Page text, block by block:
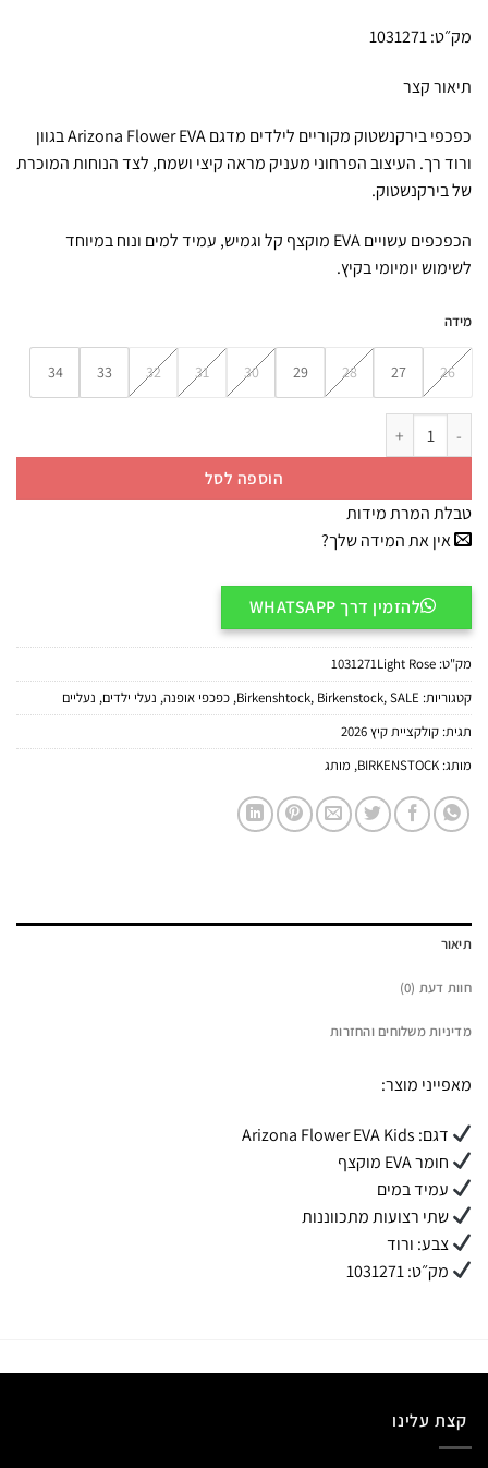
מק״ט: 1031271
תיאור קצר
כפכפי בירקנשטוק מקוריים לילדים מדגם Arizona Flower EVA בגוון
ורוד רך. העיצוב הפרחוני מעניק מראה קיצי ושמח, לצד הנוחות המוכרת
של בירקנשטוק.
הכפכפים עשויים EVA מוקצף קל וגמיש, עמיד למים ונוח במיוחד
לשימוש יומיומי בקיץ.
מידה
26
27
28
29
30
31
32
33
34
כמות של כפכפי בירקנשטוק לילדים BIRKENSTOCK / Arizona Flower EVA Kids
הוספה לסל
טבלת המרת מידות
אין את המידה שלך?
להזמין דרך WHATSAPP
מק"ט: 1031271Light Rose
קטגוריות:
Birkenshtock, Birkenstock,SALE
, כפכפי אופנה, נעלי ילדים, נעליים
תגית: קולקציית קיץ 2026
מותג: BIRKENSTOCK
, מותג
תיאור
חוות דעת (0)
מדיניות משלוחים והחזרות
מאפייני מוצר:
דגם: Arizona Flower EVA Kids
חומר EVA מוקצף
עמיד במים
שתי רצועות מתכווננות
צבע: ורוד
מק״ט: 1031271
קצת עלינו